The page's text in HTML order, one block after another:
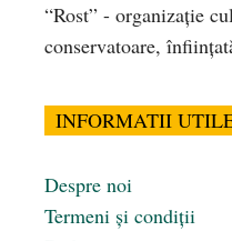
“Rost” - organizaţie
conservatoare,
INFORMATII
Despre noi
Termeni și condiții